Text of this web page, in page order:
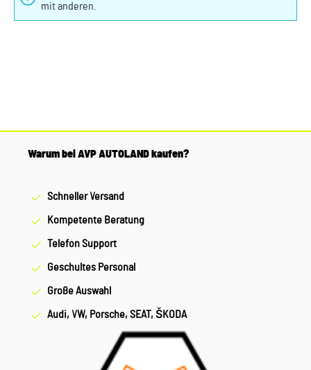
mit anderen.
Warum bei AVP AUTOLAND kaufen?
Schneller Versand
Kompetente Beratung
Telefon Support
Geschultes Personal
Große Auswahl
Audi, VW, Porsche, SEAT, ŠKODA